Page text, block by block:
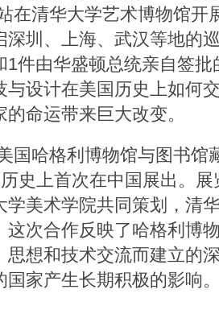
站在清华大学艺术博物馆开
深圳、上海、武汉等地的
1件由华盛顿总统亲自签
与设计在美国历史上如何
命运带来巨大改变。
国哈格利博物馆与图书馆
史上首次在中国展出。
学美术学院共同策划，清
这次合作反映了哈格利博
思想和技术交流而建立的
国家产生长期积极的影响